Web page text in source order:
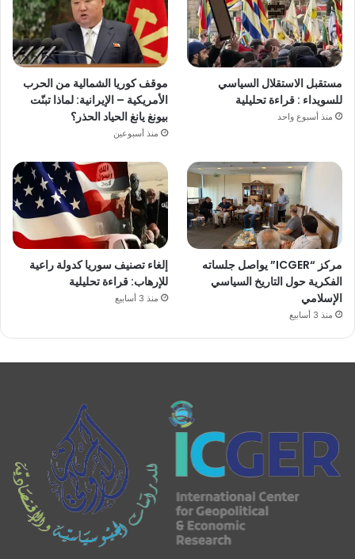
مستقبل الاستقلال السياسي
للسويداء : قراءة تحليلية
منذ أسبوع واحد
موقف كوريا الشمالية من الحرب
الأمريكية – الإيرانية: لماذا تبنّت
بيونغ يانغ الحياد الحذر؟
منذ أسبوعين
مركز “ICGER” يواصل جلساته
الفكرية حول التاريخ السياسي
الإسلامي
منذ 3 أسابيع
إلغاء تصنيف سوريا كدولة راعية
للإرهاب: قراءة تحليلية
منذ 3 أسابيع